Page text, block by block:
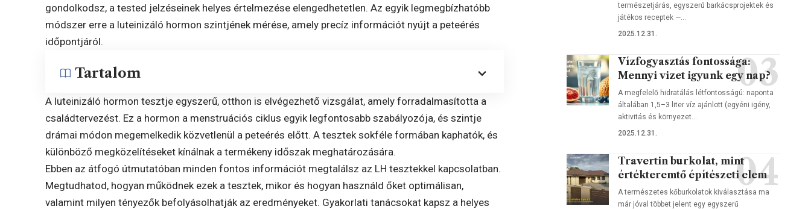
gondolkodsz, a tested jelzéseinek helyes értelmezése elengedhetetlen. Az egyik legmegbízhatóbb
módszer erre a luteinizáló hormon szintjének mérése, amely precíz információt nyújt a peteérés
időpontjáról.
Tartalom
A luteinizáló hormon tesztje egyszerű, otthon is elvégezhető vizsgálat, amely forradalmasította a
családtervezést. Ez a hormon a menstruációs ciklus egyik legfontosabb szabályozója, és szintje
drámai módon megemelkedik közvetlenül a peteérés előtt. A tesztek sokféle formában kaphatók, és
különböző megközelítéseket kínálnak a termékeny időszak meghatározására.
Ebben az átfogó útmutatóban minden fontos információt megtalálsz az LH tesztekkel kapcsolatban.
Megtudhatod, hogyan működnek ezek a tesztek, mikor és hogyan használd őket optimálisan,
valamint milyen tényezők befolyásolhatják az eredményeket. Gyakorlati tanácsokat kapsz a helyes
természetjárás, egyszerű barkácsprojektek és
játékos receptek —…
2025.12.31.
Vízfogyasztás fontossága:
Mennyi vizet igyunk egy nap?
A megfelelő hidratálás létfontosságú: naponta
általában 1,5–3 liter víz ajánlott (egyéni igény,
aktivitás és környezet…
2025.12.31.
Travertin burkolat, mint
értékteremtő építészeti elem
A természetes kőburkolatok kiválasztása ma
már jóval többet jelent egy egyszerű